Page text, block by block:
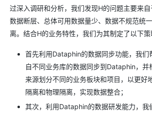
过深入调研和分析，我们发现H的问题主要来
数据断层、总体可用数据量少、数据不规范统
离。结合H的业务特性，我们为其制定了以下策
首先利用Dataphin的数据同步功能，我们
自不同业务库的数据同步到Dataphin，并
来源划分不同的业务板块和项目，以更好
隔离和物理隔离，实现数据整合；
其次，利用Dataphin的数据研发能力，我